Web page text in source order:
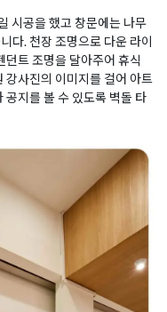
시공을 했고 창문에는 나무
다. 천장 조명으로 다운 라이
트 조명을 달아주어 휴식
강사진의 이미지를 걸어 아트
공지를 볼 수 있도록 벽돌 타